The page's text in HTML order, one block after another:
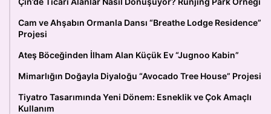
Cam ve Ahşabın Ormanla Dansı “Breathe Lodge Residence”
Projesi
Ateş Böceğinden İlham Alan Küçük Ev “Jugnoo Kabin”
Mimarlığın Doğayla Diyaloğu “Avocado Tree House” Projesi
Tiyatro Tasarımında Yeni Dönem: Esneklik ve Çok Amaçlı
Kullanım